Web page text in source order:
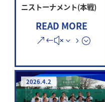
ニストーナメント(本戦)
READ MORE
2026.4.2